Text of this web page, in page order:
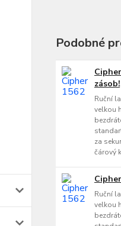
Podobné
Ruční
velkou
za
čárový
Ruční
velkou